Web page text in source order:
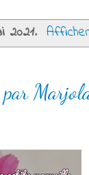
2021.
par